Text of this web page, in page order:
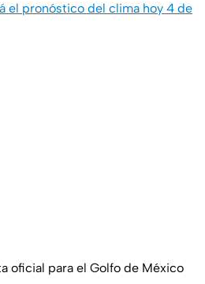
el pronóstico del clima hoy 4 de
oficial para el Golfo de México